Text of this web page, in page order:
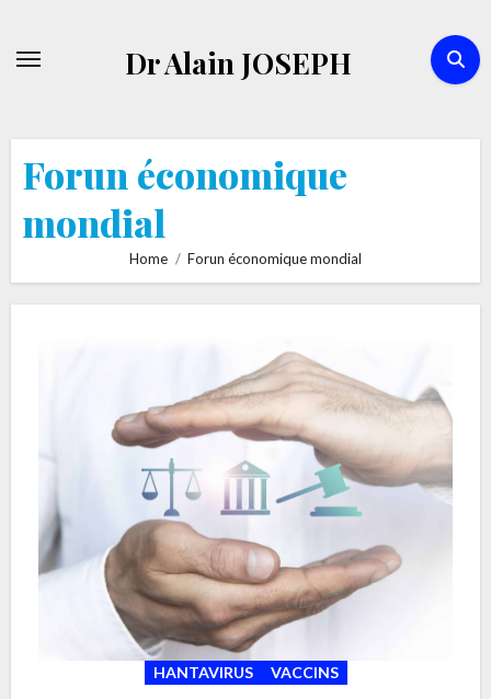
Dr Alain JOSEPH
Forun économique
mondial
Home Forun économique mondial
HANTAVIRUS VACCINS